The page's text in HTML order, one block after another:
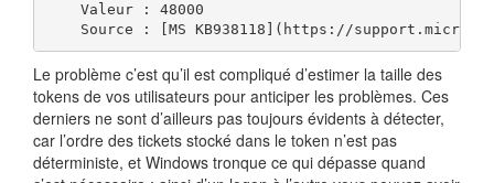
Valeur : 48000
Source : [MS KB938118](https://
Le problème c’est qu’il est compliqué d’estimer la taille des
tokens de vos utilisateurs pour anticiper les problèmes. Ces
derniers ne sont d’ailleurs pas toujours évidents à détecter,
car l’ordre des tickets stocké dans le token n’est pas
déterministe, et Windows tronque ce qui dépasse quand